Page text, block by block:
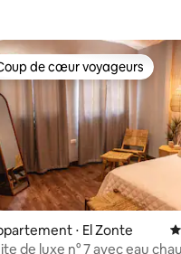
de cœur voyageurs
de cœur voyageurs
⋅ El Zonte
de luxe n° 7 avec eau